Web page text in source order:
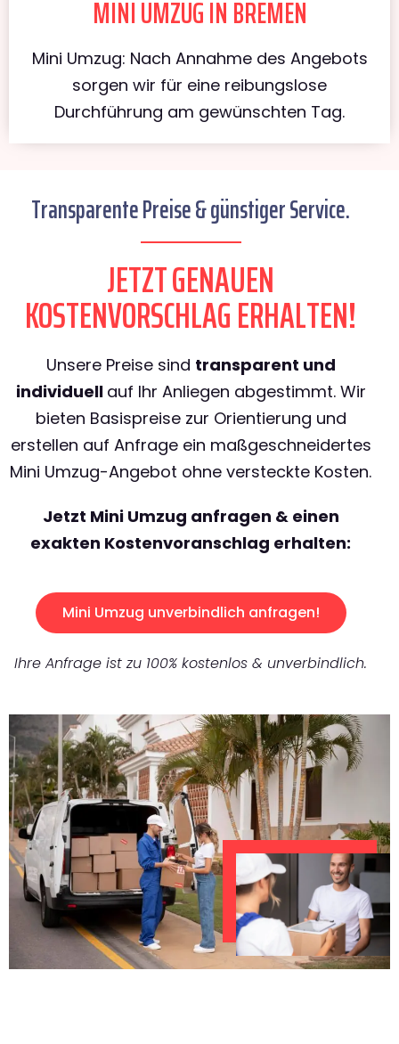
MINI UMZUG IN BREMEN
Mini Umzug: Nach Annahme des Angebots
sorgen wir für eine reibungslose
Durchführung am gewünschten Tag.
Transparente Preise & günstiger Service.
JETZT GENAUEN
KOSTENVORSCHLAG ERHALTEN!
Unsere Preise sind transparent und
individuell auf Ihr Anliegen abgestimmt. Wir
bieten Basispreise zur Orientierung und
erstellen auf Anfrage ein maßgeschneidertes
Mini Umzug-Angebot ohne versteckte Kosten.
Jetzt Mini Umzug anfragen & einen
exakten Kostenvoranschlag erhalten:
Mini Umzug unverbindlich anfragen!
Ihre Anfrage ist zu 100% kostenlos & unverbindlich.